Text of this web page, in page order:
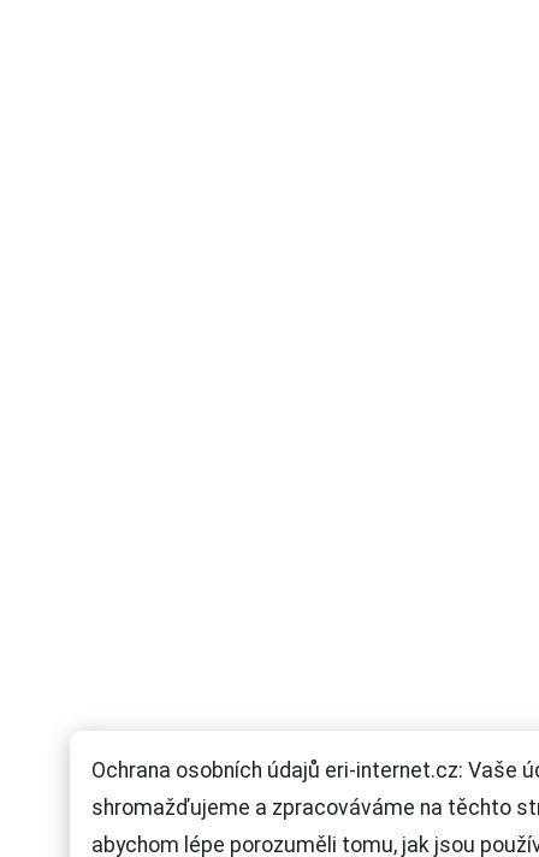
Ochrana osobních údajů eri-internet.cz: Vaše
shromažďujeme a zpracováváme na těchto
abychom lépe porozuměli tomu, jak jsou